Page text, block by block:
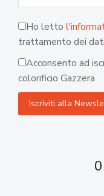
Ho letto
trattamento dei
Acconsento ad
colorificio Gazzera